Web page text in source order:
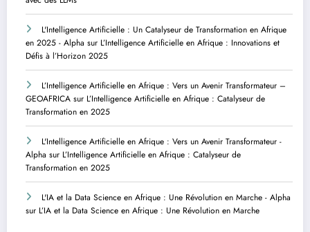
L'Intelligence Artificielle : Un Catalyseur de Transformation en Afrique
en 2025 - Alpha sur L’Intelligence Artificielle en Afrique : Innovations et
Défis à l’Horizon 2025
L’Intelligence Artificielle en Afrique : Vers un Avenir Transformateur –
GEOAFRICA sur L’Intelligence Artificielle en Afrique : Catalyseur de
Transformation en 2025
L'Intelligence Artificielle en Afrique : Vers un Avenir Transformateur -
Alpha sur L’Intelligence Artificielle en Afrique : Catalyseur de
Transformation en 2025
L'IA et la Data Science en Afrique : Une Révolution en Marche - Alpha
sur L’IA et la Data Science en Afrique : Une Révolution en Marche